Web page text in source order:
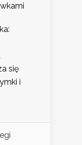
się
i